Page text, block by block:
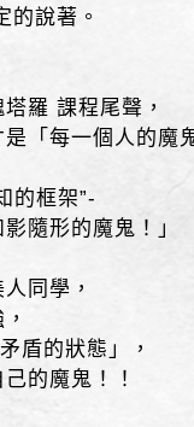
的說著。
羅 課程尾聲，
「每一個人的魔
的框架”-
隨形的魔鬼！」
同學，
盾的狀態」，
的魔鬼！！